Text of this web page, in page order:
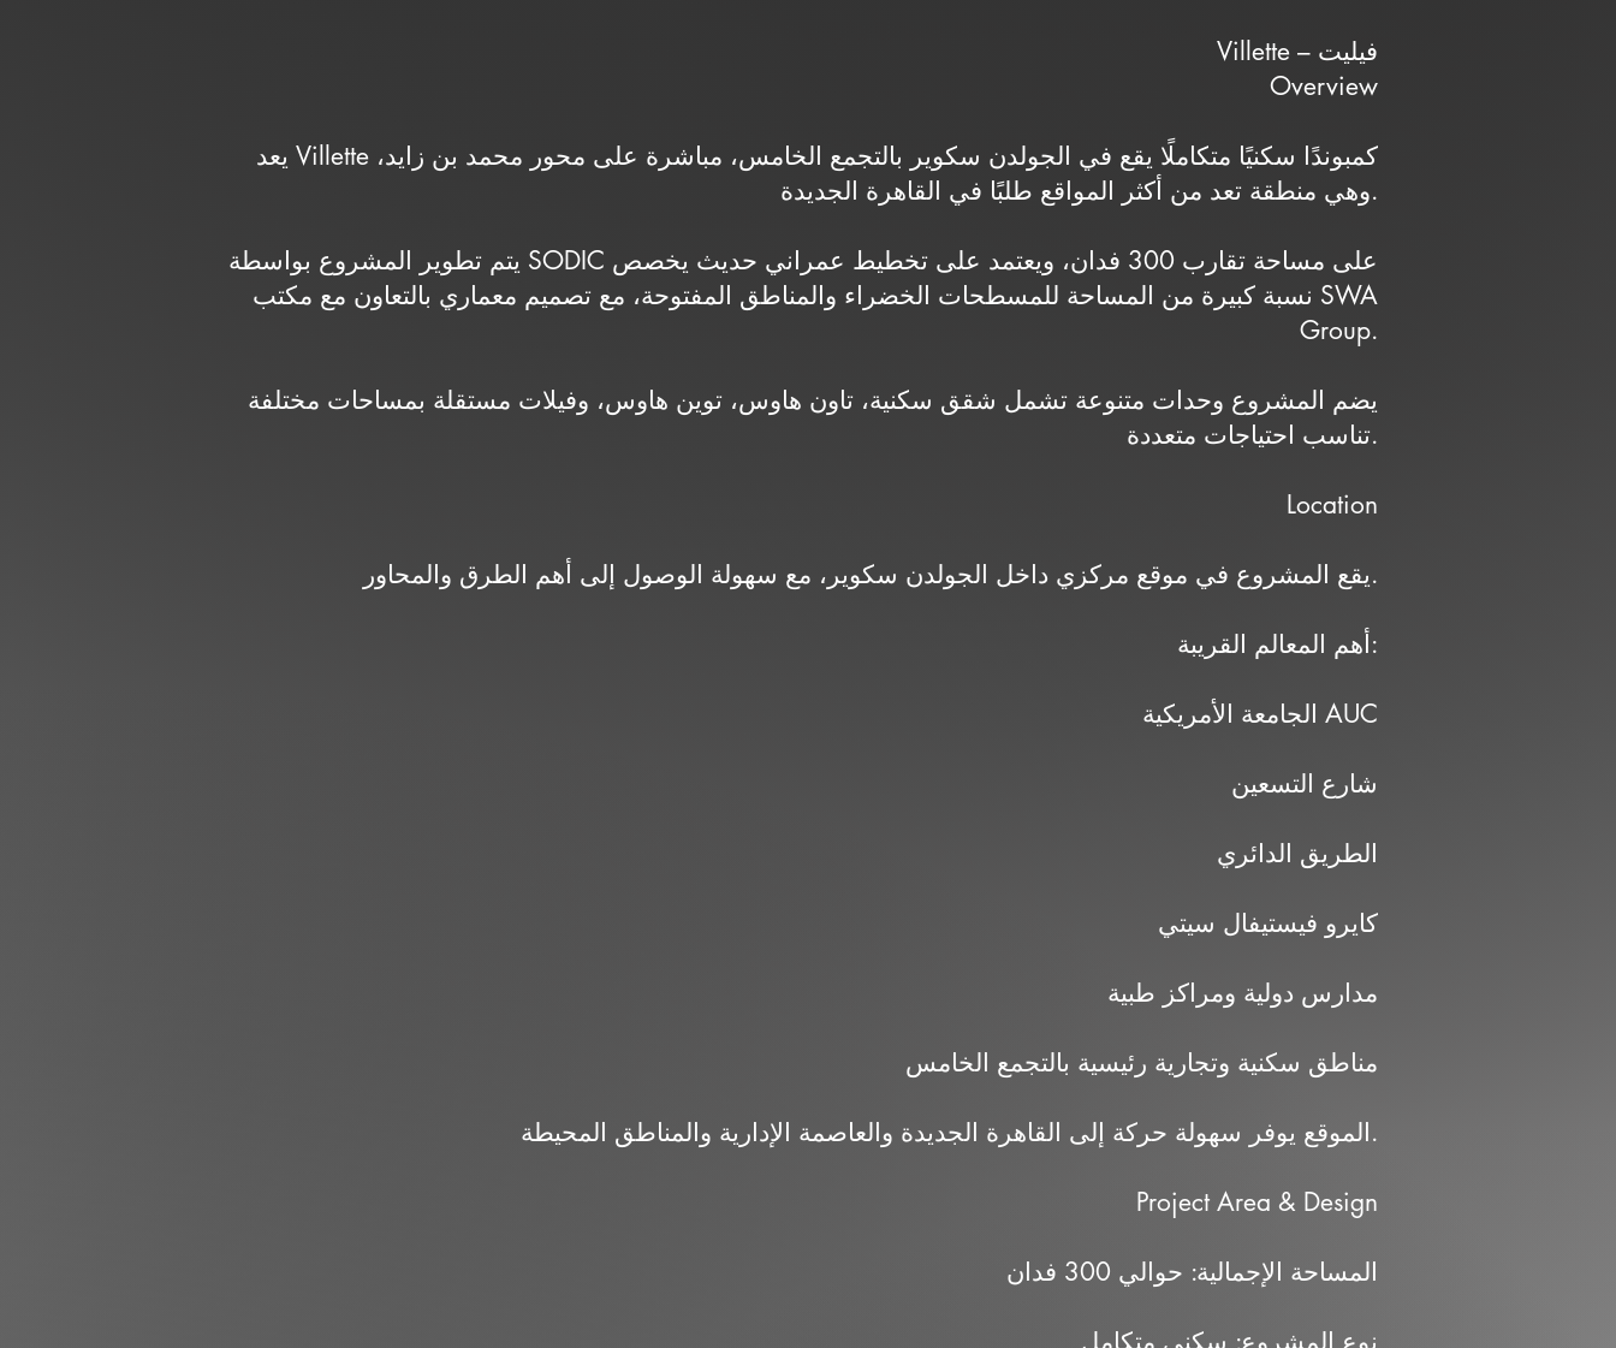
Villette – فيليت
Overview
يعد Villette كمبوندًا سكنيًا متكاملًا يقع في الجولدن سكوير بالتجمع الخامس، مباشرة على محور محمد بن زايد،
وهي منطقة تعد من أكثر المواقع طلبًا في القاهرة الجديدة.
يتم تطوير المشروع بواسطة SODIC على مساحة تقارب 300 فدان، ويعتمد على تخطيط عمراني حديث يخصص
نسبة كبيرة من المساحة للمسطحات الخضراء والمناطق المفتوحة، مع تصميم معماري بالتعاون مع مكتب SWA
Group.
يضم المشروع وحدات متنوعة تشمل شقق سكنية، تاون هاوس، توين هاوس، وفيلات مستقلة بمساحات مختلفة
تناسب احتياجات متعددة.
Location
يقع المشروع في موقع مركزي داخل الجولدن سكوير، مع سهولة الوصول إلى أهم الطرق والمحاور.
أهم المعالم القريبة:
الجامعة الأمريكية AUC
شارع التسعين
الطريق الدائري
كايرو فيستيفال سيتي
مدارس دولية ومراكز طبية
مناطق سكنية وتجارية رئيسية بالتجمع الخامس
الموقع يوفر سهولة حركة إلى القاهرة الجديدة والعاصمة الإدارية والمناطق المحيطة.
Project Area & Design
المساحة الإجمالية: حوالي 300 فدان
نوع المشروع: سكني متكامل